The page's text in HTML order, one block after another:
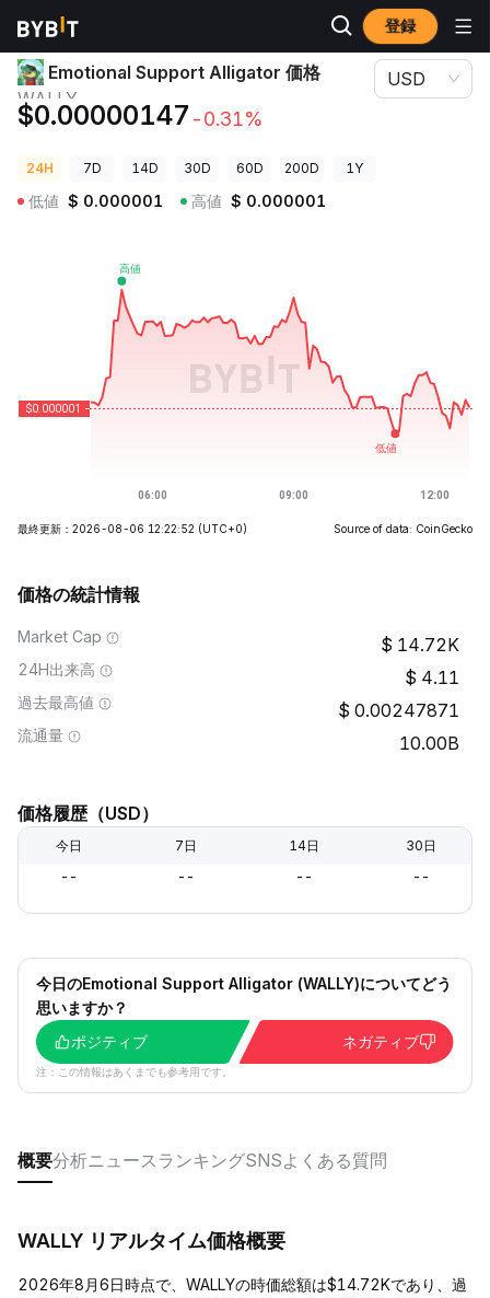
登録
暗号資産価格 Emotional Support Alligator 価格 WALLY
Emotional Support Alligator 価格
WALLY
$0.00000147 -0.31%
USD
24H 7D 14D 30D 60D 200D 1Y
低値 $ 0.000001 高値 $ 0.000001
最終更新：2026-08-06 12:22:52 (UTC+0) Source of data: CoinGecko
価格の統計情報
Market Cap 14.72K
24H出来高 4.11
過去最高値 0.00247871
流通量 10.00B
価格履歴（USD）
今日 7日 14日 30日
-- -- -- --
今日のEmotional Support Alligator (WALLY)についてどう
思いますか？
ポジティブ
ネガティブ
注：この情報はあくまでも参考用です。
概要分析ニュース ランキングSNSよくある質問
WALLY リアルタイム価格概要
2026年8月6日時点で、WALLYの時価総額は$14.72Kであり、過